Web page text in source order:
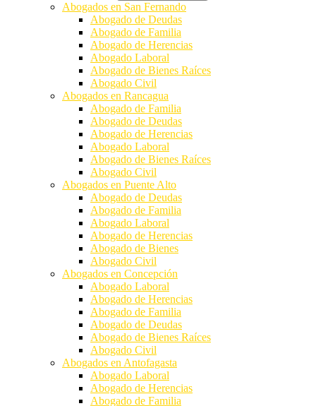
Abogados en San Fernando
Abogado de Deudas
Abogado de Familia
Abogado de Herencias
Abogado Laboral
Abogado de Bienes Raíces
Abogado Civil
Abogados en Rancagua
Abogado de Familia
Abogado de Deudas
Abogado de Herencias
Abogado Laboral
Abogado de Bienes Raíces
Abogado Civil
Abogados en Puente Alto
Abogado de Deudas
Abogado de Familia
Abogado Laboral
Abogado de Herencias
Abogado de Bienes
Abogado Civil
Abogados en Concepción
Abogado Laboral
Abogado de Herencias
Abogado de Familia
Abogado de Deudas
Abogado de Bienes Raíces
Abogado Civil
Abogados en Antofagasta
Abogado Laboral
Abogado de Herencias
Abogado de Familia